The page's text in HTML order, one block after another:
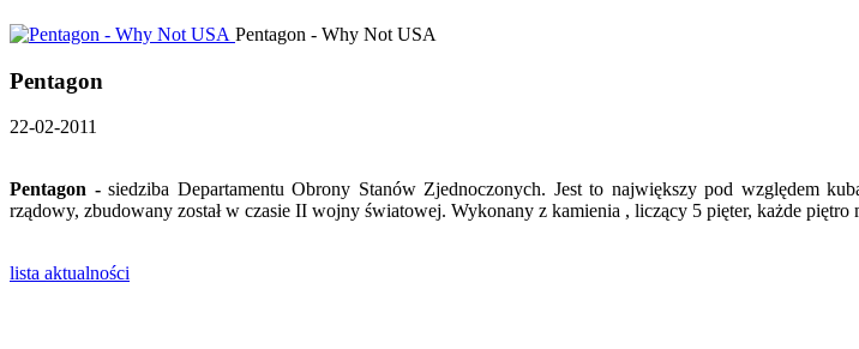
Pentagon - Why Not USA
Pentagon
22-02-2011
Pentagon - siedziba Departamentu Obrony Stanów Zjednoczonych. Jest to największy pod względem
rządowy, zbudowany został w czasie II wojny światowej. Wykonany z kamienia , liczący 5 pięter, każde piętro
lista aktualności